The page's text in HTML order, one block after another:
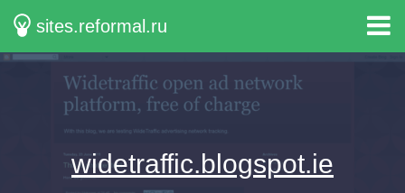
sites.reformal.ru
widetraffic.blogspot.ie